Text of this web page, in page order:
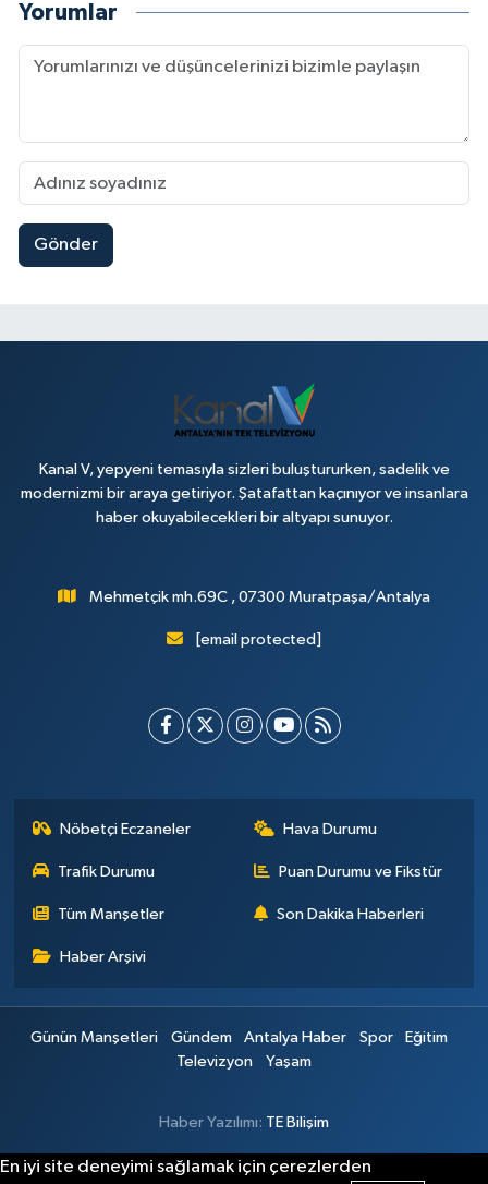
Yorumlar
Gönder
Kanal V, yepyeni temasıyla sizleri buluştururken, sadelik ve
modernizmi bir araya getiriyor. Şatafattan kaçınıyor ve insanlara
haber okuyabilecekleri bir altyapı sunuyor.
Mehmetçik mh.69C , 07300 Muratpaşa/Antalya
[email protected]
Nöbetçi Eczaneler Hava Durumu
Trafik Durumu Puan Durumu ve Fikstür
Tüm Manşetler Son Dakika Haberleri
Haber Arşivi
Günün Manşetleri Gündem Antalya Haber Spor
Eğitim
Televizyon
Yaşam
Haber Yazılımı: TE Bilişim
En iyi site deneyimi sağlamak için çerezlerden